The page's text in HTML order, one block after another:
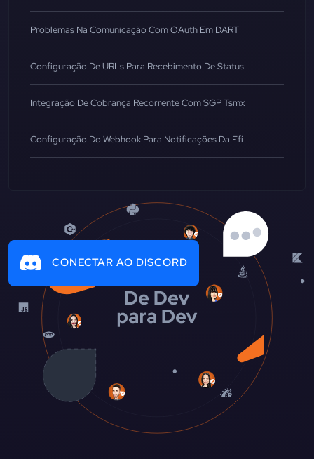
Problemas Na Comunicação Com OAuth Em DART
Configuração De URLs Para Recebimento De Status
Integração De Cobrança Recorrente Com SGP Tsmx
Configuração Do Webhook Para Notificações Da Efí
CONECTAR AO DISCORD